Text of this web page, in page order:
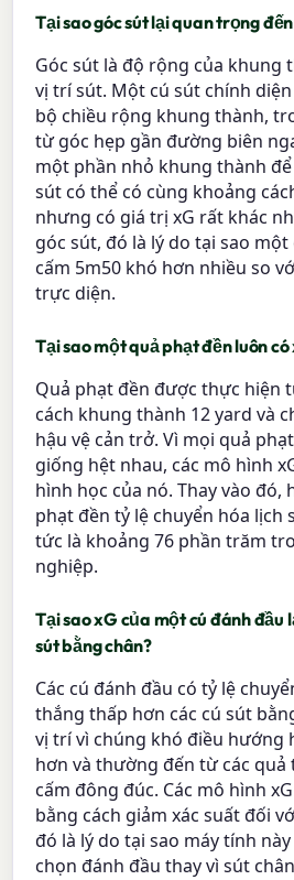
Tại sao góc sút lại quan trọng
Góc sút là độ rộng của khung
vị trí sút. Một cú sút chính
bộ chiều rộng khung thành,
từ góc hẹp gần đường biên
một phần nhỏ khung thành
sút có thể có cùng khoảng
nhưng có giá trị xG rất khác
góc sút, đó là lý do tại sao
cấm 5m50 khó hơn nhiều so
trực diện.
Tại sao một quả phạt đền luôn
Quả phạt đền được thực hiện
cách khung thành 12 yard và
hậu vệ cản trở. Vì mọi quả
giống hệt nhau, các mô hình
hình học của nó. Thay vào đó,
phạt đền tỷ lệ chuyển hóa lịch
tức là khoảng 76 phần trăm
nghiệp.
Tại sao xG của một cú đánh đầu
sút bằng chân?
Các cú đánh đầu có tỷ lệ
thắng thấp hơn các cú sút
vị trí vì chúng khó điều hướng
hơn và thường đến từ các quả
cấm đông đúc. Các mô hình
bằng cách giảm xác suất đối
đó là lý do tại sao máy tính
chọn đánh đầu thay vì sút